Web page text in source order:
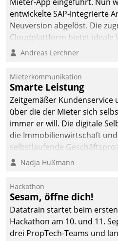
entwickelte SAP-integrierte
Neuversion abgelöst. Die
Cloudplattform bietet ideale
die Funktionalität der App zu
integrieren.
Andreas Lerchner
Mieterkommunikation
Smarte Leistung
Zeitgemäßer Kundenservice
über die der Mieter sich
immer er will. Die digitale
die Immobilienwirtschaft
selbstlaufende
Kunde und smart der
Nadja Hußmann
Hackathon
Sesam, öffne dich!
Datatrain startet beim
Hackathon am 10. und 11.
drei PropTech-Teams und